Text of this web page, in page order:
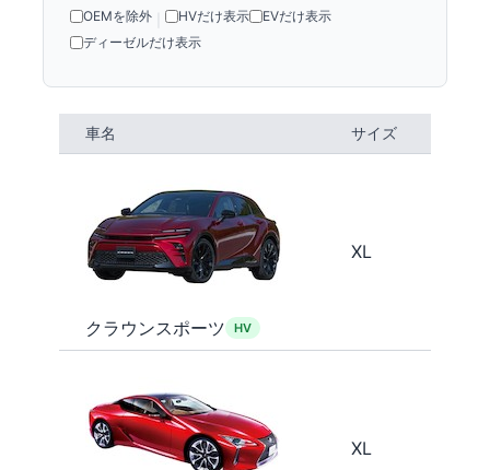
OEMを除外
HVだけ表示
EVだけ表示
ディーゼルだけ表示
車名 サイズ
クラウンスポーツ HV
XL
XL